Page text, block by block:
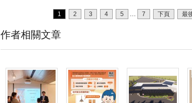
1 2 3 4 5 ... 7 下頁 最
作者相關文章